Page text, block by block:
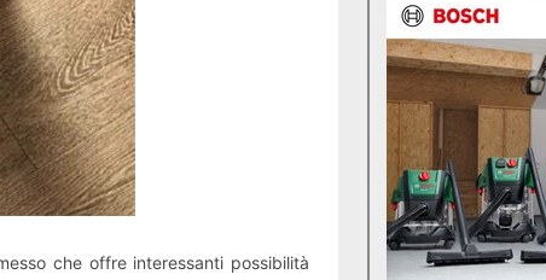
che offre interessanti possibilità